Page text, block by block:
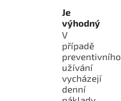
Je
výhodný
V
případě
preventivního
užívání
vycházejí
denní